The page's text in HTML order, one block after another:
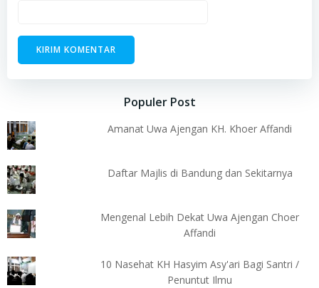
Populer Post
Amanat Uwa Ajengan KH. Khoer Affandi
Daftar Majlis di Bandung dan Sekitarnya
Mengenal Lebih Dekat Uwa Ajengan Choer
Affandi
10 Nasehat KH Hasyim Asy'ari Bagi Santri /
Penuntut Ilmu